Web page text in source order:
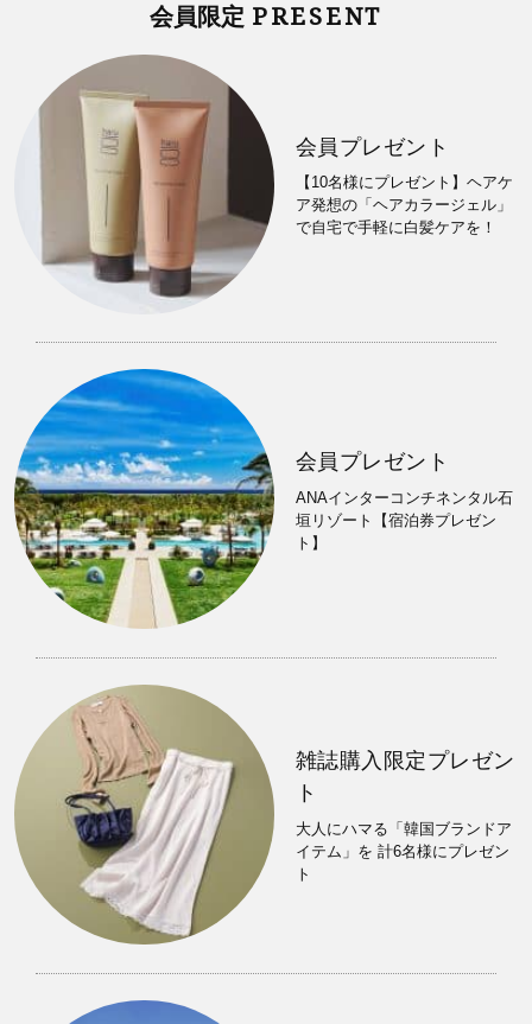
会員限定 PRESENT
会員プレゼント
【10名様にプレゼント】ヘアケ
ア発想の「ヘアカラージェル」
で自宅で手軽に白髪ケアを！
会員プレゼント
ANAインターコンチネンタル石
垣リゾート【宿泊券プレゼン
ト】
雑誌購入限定プレゼン
ト
大人にハマる「韓国ブランドア
イテム」を 計6名様にプレゼン
ト